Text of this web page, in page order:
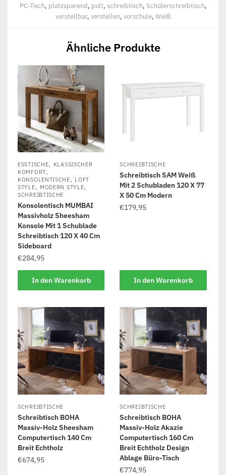
PC-Tisch, platzsparend, pult, schreibtisch, Schülerschreibtisch,
verstellbar, verstellen, vorschule, Weiß
Ähnliche Produkte
ESSTISCHE, KLASSISCHER
KOMFORT,
KONSOLENTISCHE, LOFT
STYLE, MODERN STYLE,
SCHREIBTISCHE
Konsolentisch MUMBAI
Massivholz Sheesham
Konsole Mit 1 Schublade
Schreibtisch 120 X 40 Cm
Sideboard
€284,95
In den Warenkorb
SCHREIBTISCHE
Schreibtisch SAM Weiß
Mit 2 Schubladen 120 X 77
X 50 Cm Modern
€179,95
In den Warenkorb
SCHREIBTISCHE
Schreibtisch BOHA
Massiv-Holz Sheesham
Computertisch 140 Cm
Breit Echtholz
€674,95
SCHREIBTISCHE
Schreibtisch BOHA
Massiv-Holz Akazie
Computertisch 160 Cm
Breit Echtholz Design
Ablage Büro-Tisch
€774,95